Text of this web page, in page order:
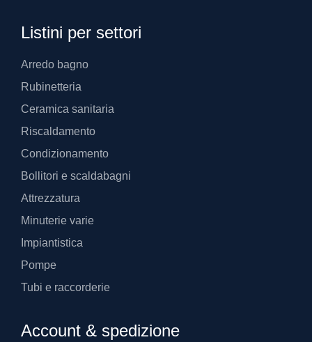
Listini per settori
Arredo bagno
Rubinetteria
Ceramica sanitaria
Riscaldamento
Condizionamento
Bollitori e scaldabagni
Attrezzatura
Minuterie varie
Impiantistica
Pompe
Tubi e raccorderie
Account & spedizione